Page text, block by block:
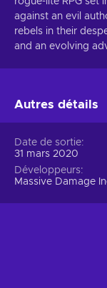
against an evil
rebels in their
and an evolving
Autres détails
Date de sortie
31 mars 2020
Développeurs
Massive Damage